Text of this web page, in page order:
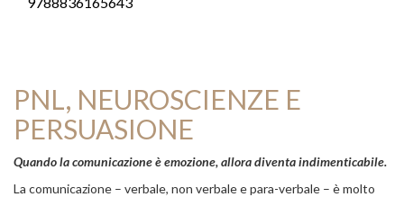
PNL, NEUROSCIENZE E
PERSUASIONE
Quando la comunicazione è emozione, allora diventa indimenticabile.
La comunicazione – verbale, non verbale e para-verbale – è molto